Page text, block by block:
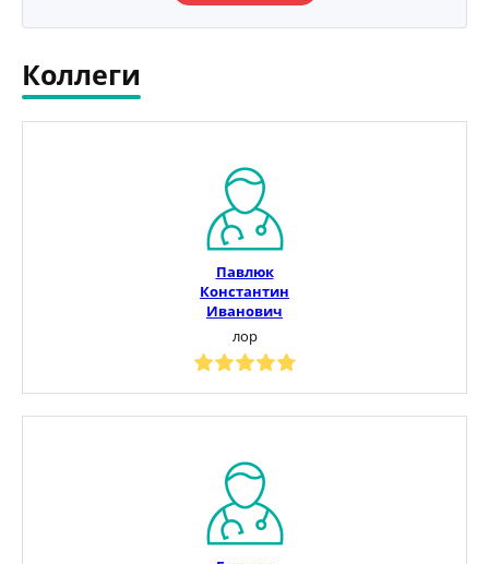
Коллеги
Павлюк
Константин
Иванович
лор